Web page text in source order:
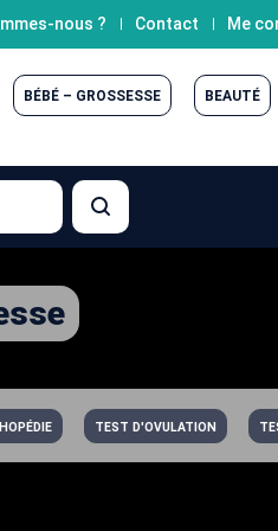
nous ? Contact Me
BÉBÉ – GROSSESSE BEAUTÉ
TEST D'OVULATION